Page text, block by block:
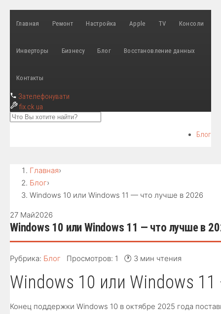
Главная Ремонт Настройка Apple TV Консоли
Инверторы Бизнесу Блог Восстановление данных
Контакты
Зателефонувати
fix.ck.ua
Блог
Главная›
Блог›
Windows 10 или Windows 11 — что лучше в 2026
27 Май2026
Windows 10 или Windows 11 — что лучше в
Рубрика: Блог Просмотров: 1 🕐 3 мин чтения
Windows 10 или Windows
Конец поддержки Windows 10 в октябре 2025 года